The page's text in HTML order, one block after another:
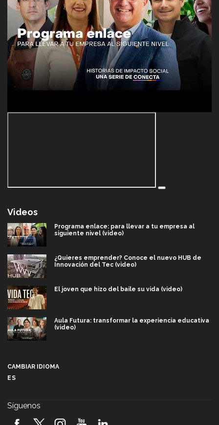
Videos
Programa enlace: para llevar a tu empresa al
siguiente nivel (video)
¿Quieres emprender? Conoce el nuevo HUB de
Innovación del Tec (video)
El joven que hizo del baile su vida (video)
Aula Futura: transformar la experiencia educativa
(video)
2026! (video)
CAMBIAR IDIOMA
ES
Síguenos